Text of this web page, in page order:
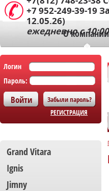
О компании
+7 952-249-39-19
12.05.26)
ежедневно с
Логин
Пароль:
Забыли пароль?
РЕГИСТРАЦИЯ
Grand Vitara
Ignis
Jimny